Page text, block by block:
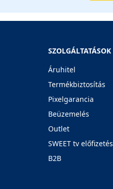
SZOLGÁLTATÁSOK
Áruhitel
Termékbiztosítás
Pixelgarancia
Beüzemelés
Outlet
SWEET tv előfizetés
B2B